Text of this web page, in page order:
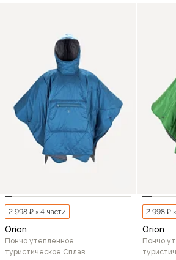
2 998 ₽ × 4 части
Orion
Пончо утепленное
туристическое Сплав
2 998 ₽
Orion
Пончо